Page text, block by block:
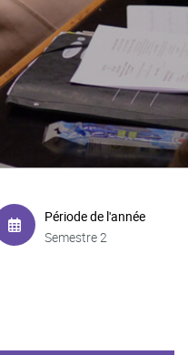
Période de l'année
Semestre 2